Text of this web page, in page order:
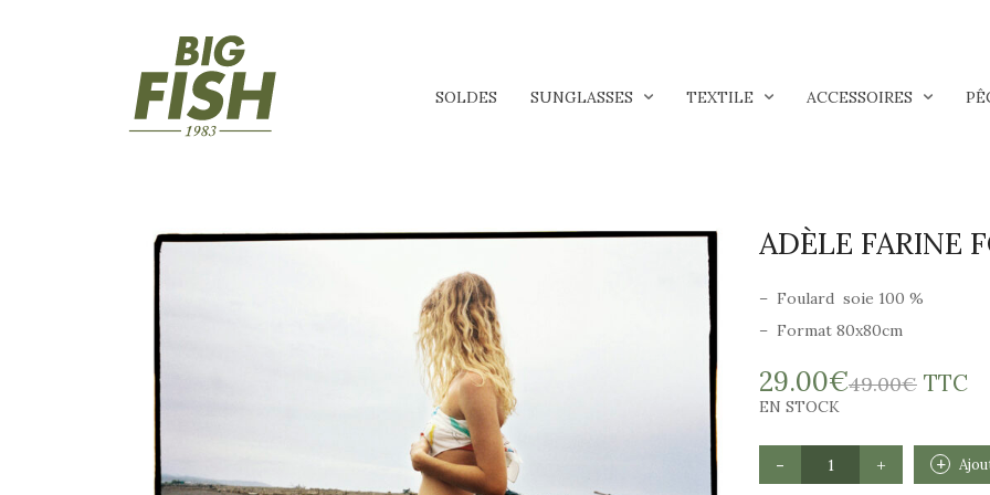
SOLDES SUNGLASSES TEXTILE ACCESSOIRES
ADÈLE FARINE
– Foulard soie 100 %
– Format 80x80cm
49.00€ Le
était
29.00€ Le
est :
TTC
EN STOCK